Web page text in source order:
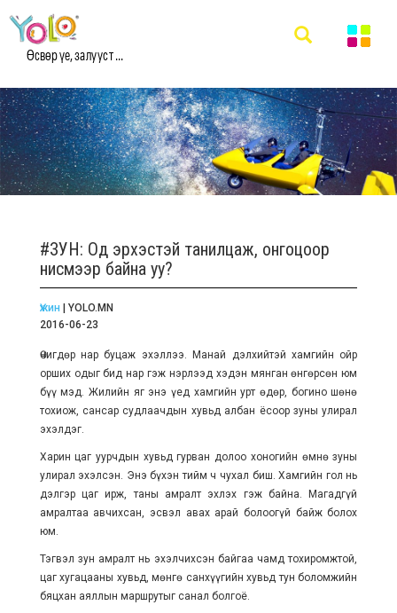
Өсвөр үе, залууст ...
#ЗУН: Од эрхэстэй танилцаж, онгоцоор
нисмээр байна уу?
Үжин | YOLO.MN
2016-06-23
Өчигдөр нар буцаж эхэллээ. Манай дэлхийтэй хамгийн ойр
орших одыг бид нар гэж нэрлээд хэдэн мянган өнгөрсөн юм
бүү мэд. Жилийн яг энэ үед хамгийн урт өдөр, богино шөнө
тохиож, сансар судлаачдын хувьд албан ёсоор зуны улирал
эхэлдэг.
Харин цаг уурчдын хувьд гурван долоо хоногийн өмнө зуны
улирал эхэлсэн. Энэ бүхэн тийм ч чухал биш. Хамгийн гол нь
дэлгэр цаг ирж, таны амралт эхлэх гэж байна. Магадгүй
амралтаа авчихсан, эсвэл авах арай болоогүй байж болох
юм.
Тэгвэл зун амралт нь эхэлчихсэн байгаа чамд тохиромжтой,
цаг хугацааны хувьд, мөнгө санхүүгийн хувьд тун боломжийн
бяцхан аяллын маршрутыг санал болгоё.